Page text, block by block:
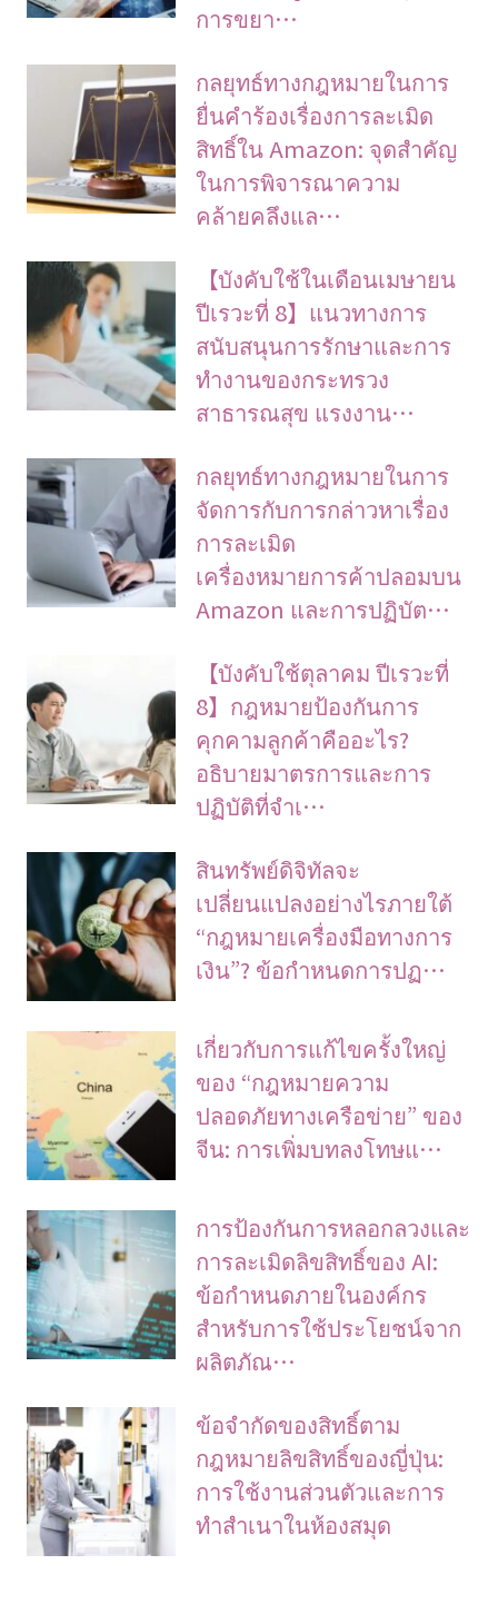
การขยา…
กลยุทธ์ทางกฎหมายในการ
ยื่นคำร้องเรื่องการละเมิด
สิทธิ์ใน Amazon: จุดสำคัญ
ในการพิจารณาความ
คล้ายคลึงแล…
【บังคับใช้ในเดือนเมษายน
ปีเรวะที่ 8】แนวทางการ
สนับสนุนการรักษาและการ
ทำงานของกระทรวง
สาธารณสุข แรงงาน…
กลยุทธ์ทางกฎหมายในการ
จัดการกับการกล่าวหาเรื่อง
การละเมิด
เครื่องหมายการค้าปลอมบน
Amazon และการปฏิบัต…
【บังคับใช้ตุลาคม ปีเรวะที่
8】กฎหมายป้องกันการ
คุกคามลูกค้าคืออะไร?
อธิบายมาตรการและการ
ปฏิบัติที่จำเ…
สินทรัพย์ดิจิทัลจะ
เปลี่ยนแปลงอย่างไรภายใต้
“กฎหมายเครื่องมือทางการ
เงิน”? ข้อกำหนดการปฏ…
เกี่ยวกับการแก้ไขครั้งใหญ่
ของ “กฎหมายความ
ปลอดภัยทางเครือข่าย” ของ
จีน: การเพิ่มบทลงโทษแ…
การป้องกันการหลอกลวงและ
การละเมิดลิขสิทธิ์ของ AI:
ข้อกำหนดภายในองค์กร
สำหรับการใช้ประโยชน์จาก
ผลิตภัณ…
ข้อจํากัดของสิทธิ์ตาม
กฎหมายลิขสิทธิ์ของญี่ปุ่น:
การใช้งานส่วนตัวและการ
ทําสําเนาในห้องสมุด